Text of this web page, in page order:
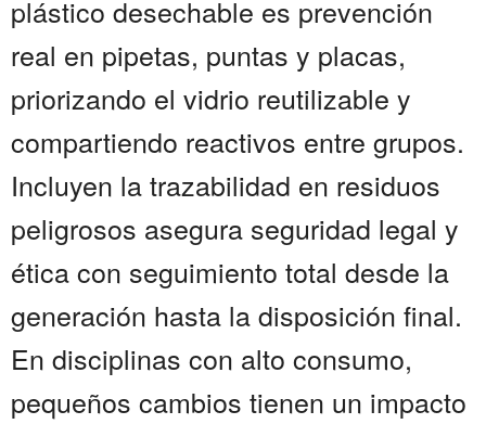
plástico desechable es prevención
real en pipetas, puntas y placas,
priorizando el vidrio reutilizable y
compartiendo reactivos entre grupos.
Incluyen la trazabilidad en residuos
peligrosos asegura seguridad legal y
ética con seguimiento total desde la
generación hasta la disposición final.
En disciplinas con alto consumo,
pequeños cambios tienen un impacto